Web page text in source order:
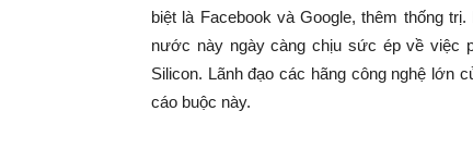
biệt là Facebook và Google, thêm thống
nước này ngày càng chịu sức ép về việc
Silicon. Lãnh đạo các hãng công nghệ lớn
cáo buộc này.